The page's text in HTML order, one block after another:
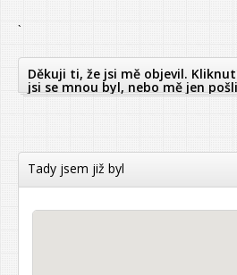
`
Děkuji ti, že jsi mě objevil.
jsi se mnou byl, nebo mě jen
Tady jsem již byl